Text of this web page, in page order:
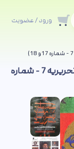
ورود / عضویت
کتاب ماهنامه سوره: روشنفکران نیابتی (تحریریه 7 - شماره